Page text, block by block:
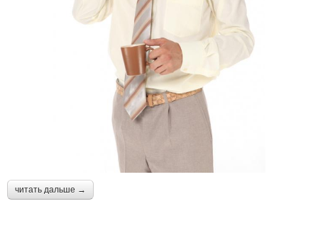
читать дальше →